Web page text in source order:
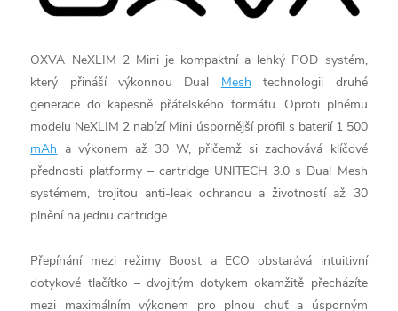
OXVA NeXLIM 2 Mini je kompaktní a lehký POD systém,
který přináší výkonnou Dual Mesh technologii druhé
generace do kapesně přátelského formátu. Oproti plnému
modelu NeXLIM 2 nabízí Mini úspornější profil s baterií 1 500
mAh a výkonem až 30 W, přičemž si zachovává klíčové
přednosti platformy – cartridge UNITECH 3.0 s Dual Mesh
systémem, trojitou anti-leak ochranou a životností až 30
plnění na jednu cartridge.
Přepínání mezi režimy Boost a ECO obstarává intuitivní
dotykové tlačítko – dvojitým dotykem okamžitě přecházíte
mezi maximálním výkonem pro plnou chuť a úsporným